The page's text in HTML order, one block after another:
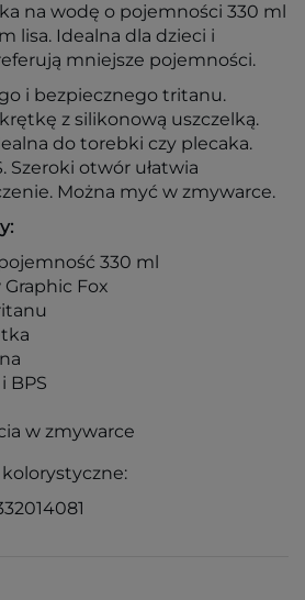
na wodę o pojemności 330 ml
lisa. Idealna dla dzieci i
mniejsze pojemności.
i bezpiecznego tritanu.
z silikonową uszczelką.
do torebki czy plecaka.
Szeroki otwór ułatwia
Można myć w zmywarce.
330 ml
Fox
BPS
w zmywarce